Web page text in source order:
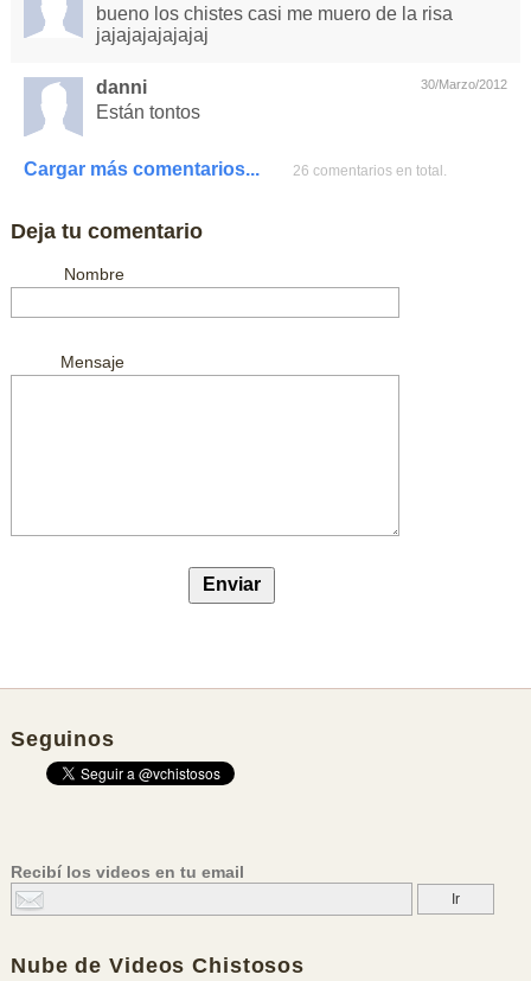
bueno los chistes casi me muero de la risa
jajajajajajajaj
30/Marzo/2012
danni
Están tontos
Cargar más comentarios... 26 comentarios en total.
Deja tu comentario
Nombre
Mensaje
Seguinos
Recibí los videos en tu email
Nube deVideos Chistosos